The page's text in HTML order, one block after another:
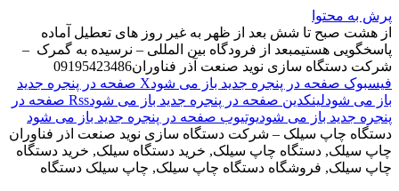
پرش به محتوا
از هشت صبح تا شش بعد از ظهر به غیر روز های تعطیل آماده
پاسخگویی هستیمبعد از فرودگاه بین المللی – نرسیده به گمرک –
شرکت دستگاه سازی نوید صنعت آذر فناوران09195423486
فیسبوک صفحه در پنجره جدید باز می شود
X صفحه در پنجره جدید
باز می شودلینکدین صفحه در پنجره جدید باز می شود
Rss صفحه در
پنجره جدید باز می شودیوتیوب صفحه در پنجره جدید باز می شود
دستگاه چاپ سیلک – شرکت دستگاه سازی نوید صنعت اذر فناوران
چاپ سیلک, دستگاه چاپ سیلک, خرید دستگاه سیلک, خرید دستگاه
چاپ سیلک, فروشگاه دستگاه چاپ سیلک, چاپ سیلک دستگاه